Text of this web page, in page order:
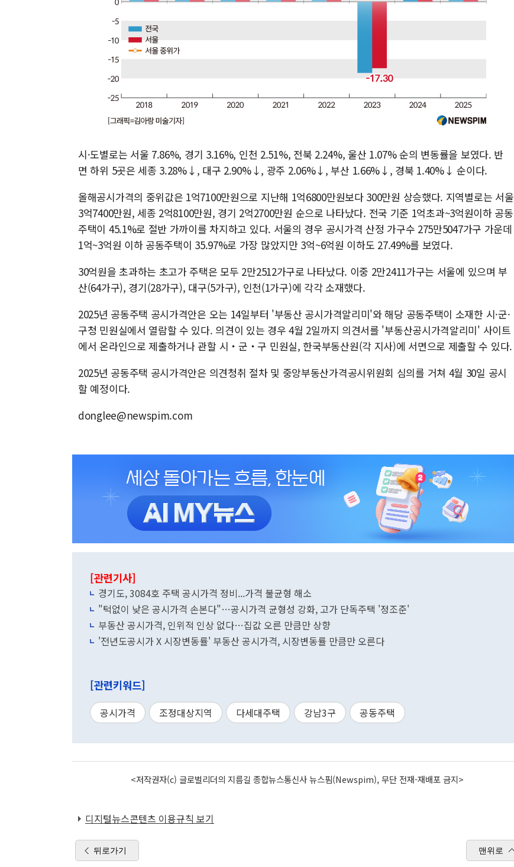
시·도별로는 서울 7.86%, 경기 3.16%, 인천 2.51%, 전북 2.24%, 울산 1.07% 순의 변동률을 보였다. 반
면 하위 5곳은 세종 3.28%↓, 대구 2.90%↓, 광주 2.06%↓, 부산 1.66%↓, 경북 1.40%↓ 순이다.
올해공시가격의 중위값은 1억7100만원으로 지난해 1억6800만원보다 300만원 상승했다. 지역별로는 서울
3억7400만원, 세종 2억8100만원, 경기 2억2700만원 순으로 나타났다. 전국 기준 1억초과~3억원이하 공동
주택이 45.1%로 절반 가까이를 차지하고 있다. 서울의 경우 공시가격 산정 가구수 275만5047가구 가운데
1억~3억원 이하 공동주택이 35.97%로 가장 많았지만 3억~6억원 이하도 27.49%를 보였다.
30억원을 초과하는 초고가 주택은 모두 2만2512가구로 나타났다. 이중 2만2411가구는 서울에 있으며 부
산(64가구), 경기(28가구), 대구(5가구), 인천(1가구)에 각각 소재했다.
2025년 공동주택 공시가격안은 오는 14일부터 '부동산 공시가격알리미'와 해당 공동주택이 소재한 시·군·
구청 민원실에서 열람할 수 있다. 의견이 있는 경우 4월 2일까지 의견서를 '부동산공시가격알리미' 사이트
에서 온라인으로 제출하거나 관할 시‧군‧구 민원실, 한국부동산원(각 지사)에 서면으로 제출할 수 있다.
2025년 공동주택 공시가격안은 의견청취 절차 및 중앙부동산가격공시위원회 심의를 거쳐 4월 30일 공시
할 예정이다.
donglee@newspim.com
[관련기사]
경기도, 3084호 주택 공시가격 정비...가격 불균형 해소
"턱없이 낮은 공시가격 손본다"…공시가격 균형성 강화, 고가 단독주택 '정조준'
부동산 공시가격, 인위적 인상 없다…집값 오른 만큼만 상향
'전년도공시가 X 시장변동률' 부동산 공시가격, 시장변동률 만큼만 오른다
[관련키워드]
공시가격 조정대상지역 다세대주택 강남3구 공동주택
<저작권자(c) 글로벌리더의 지름길 종합뉴스통신사 뉴스핌(Newspim), 무단 전재-재배포 금지>
디지털뉴스콘텐츠 이용규칙 보기
뒤로가기 맨위로